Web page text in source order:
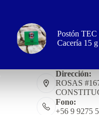
Postón TEC
Cacería 15 g
Dirección:
ROSAS
Fono:
+56 9 9275